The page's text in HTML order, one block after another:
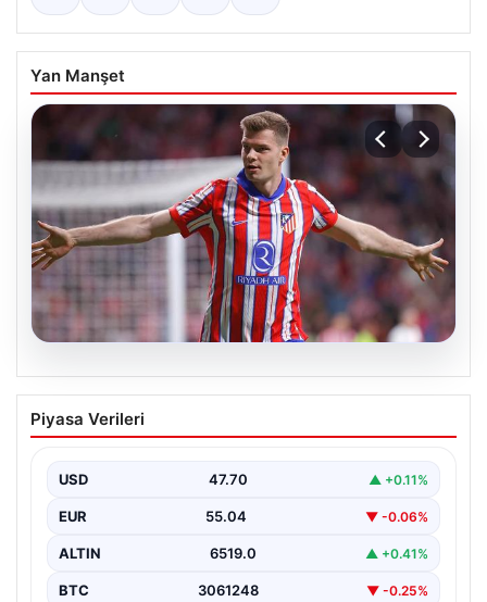
Yan Manşet
05.08.2026
Sörloth Transfer Yarışında Fenerbahçe
ve Beşiktaş Mücadelesi
sahne olurken, Süper Lig’in iki büyük devi,…
Piyasa Verileri
USD 47.70 ▲ +0.11%
EUR 55.04 ▼ -0.06%
ALTIN 6519.0 ▲ +0.41%
BTC 3061248 ▼ -0.25%